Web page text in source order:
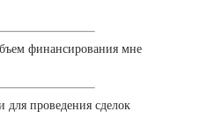
финансирования мне
для проведения сделок